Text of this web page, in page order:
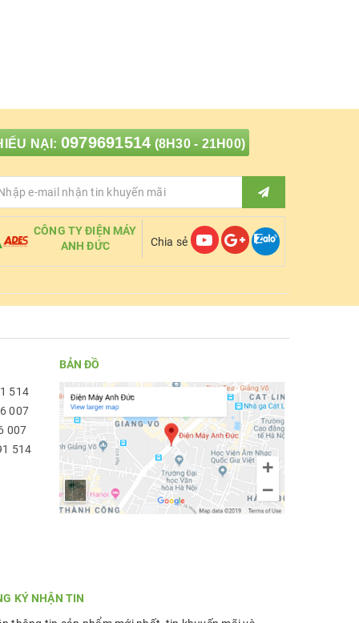
NẠI: 0979691514 (8H30 - 21H00)
CÔNG TY ĐIỆN MÁY
ANH ĐỨC
Chia sẻ
514
007
007
514
BẢN ĐỒ
KÝ NHẬN TIN